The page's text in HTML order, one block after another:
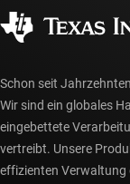
myTI-Konto
Schon seit
Wir sind ein globales
eingebettete
vertreibt. Unsere
effizienten Verwaltung